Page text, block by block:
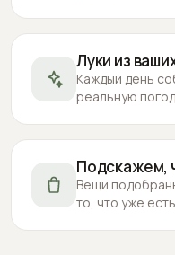
Луки из
Каждый день
реальную
Подскажем,
Вещи
то, что уже